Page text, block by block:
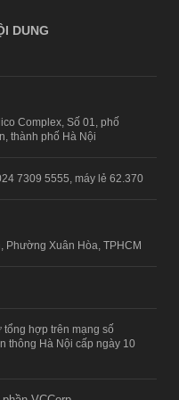
DUNG
Complex, Số 01, phố
thành phố Hà Nội
7309 5555, máy lẻ 62.370
Phường Xuân Hòa, TPHCM
hợp trên mạng số
thông Hà Nội cấp ngày 10